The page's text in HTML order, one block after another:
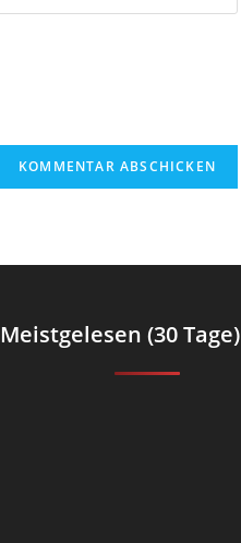
Meistgelesen (30 Tage)